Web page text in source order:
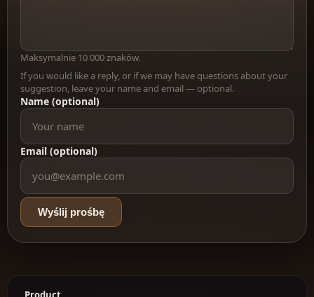
Maksymalnie 10 000 znaków.
If you would like a reply, or if we may have questions about your
suggestion, leave your name and email — optional.
Name (optional)
Email (optional)
Wyślij prośbę